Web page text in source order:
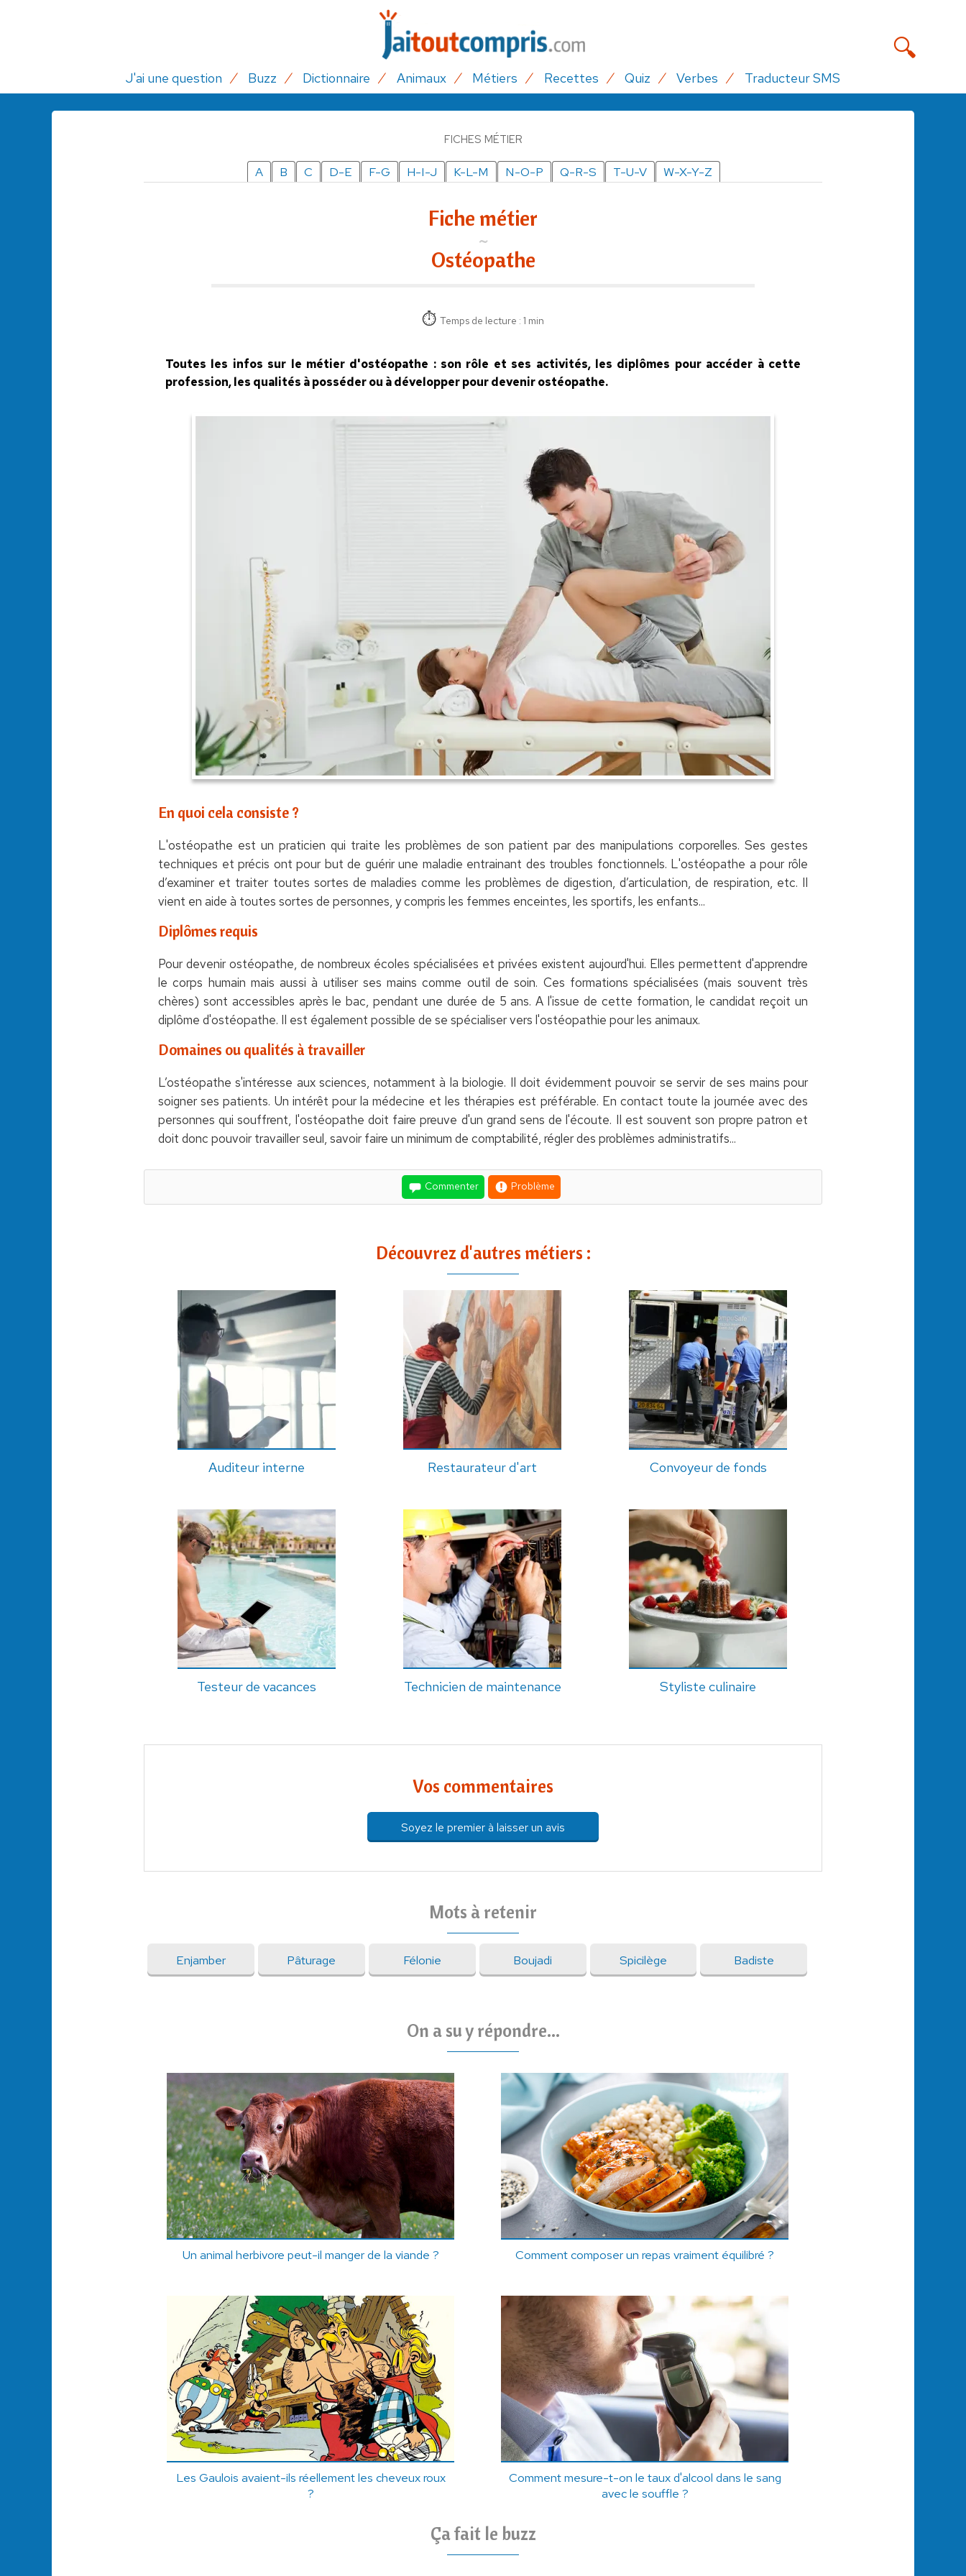
J'ai une question Buzz Dictionnaire Animaux Métiers Recettes Quiz Verbes Traducteur SMS
FICHES MÉTIER
A B C D-E F-G H-I-J K-L-M N-O-P Q-R-S T-U-V W-X-Y-Z
Fiche métier
Ostéopathe
Temps de lecture : 1 min
Toutes les infos sur le métier d'ostéopathe : son rôle et ses activités, les diplômes pour accéder à cette
profession, les qualités à posséder ou à développer pour devenir ostéopathe.
En quoi cela consiste ?
L'ostéopathe est un praticien qui traite les problèmes de son patient par des manipulations corporelles. Ses gestes
techniques et précis ont pour but de guérir une maladie entrainant des troubles fonctionnels. L'ostéopathe a pour rôle
d’examiner et traiter toutes sortes de maladies comme les problèmes de digestion, d’articulation, de respiration, etc. Il
vient en aide à toutes sortes de personnes, y compris les femmes enceintes, les sportifs, les enfants...
Diplômes requis
Pour devenir ostéopathe, de nombreux écoles spécialisées et privées existent aujourd'hui. Elles permettent d'apprendre
le corps humain mais aussi à utiliser ses mains comme outil de soin. Ces formations spécialisées (mais souvent très
chères) sont accessibles après le bac, pendant une durée de 5 ans. A l'issue de cette formation, le candidat reçoit un
diplôme d'ostéopathe. Il est également possible de se spécialiser vers l'ostéopathie pour les animaux.
Domaines ou qualités à travailler
L’ostéopathe s'intéresse aux sciences, notamment à la biologie. Il doit évidemment pouvoir se servir de ses mains pour
soigner ses patients. Un intérêt pour la médecine et les thérapies est préférable. En contact toute la journée avec des
personnes qui souffrent, l'ostéopathe doit faire preuve d'un grand sens de l'écoute. Il est souvent son propre patron et
doit donc pouvoir travailler seul, savoir faire un minimum de comptabilité, régler des problèmes administratifs...
Commenter Problème
Découvrez d'autres métiers :
Auditeur interne Restaurateur d'art Convoyeur de fonds
Testeur de vacances Technicien de maintenance Styliste culinaire
Vos commentaires
Soyez le premier à laisser un avis
Mots à retenir
Enjamber Pâturage Félonie Boujadi Spicilège Badiste
On a su y répondre...
Un animal herbivore peut-il manger de la viande ? Comment composer un repas vraiment équilibré ?
Les Gaulois avaient-ils réellement les cheveux roux
?
Comment mesure-t-on le taux d'alcool dans le sang
avec le souffle ?
Ça fait le buzz